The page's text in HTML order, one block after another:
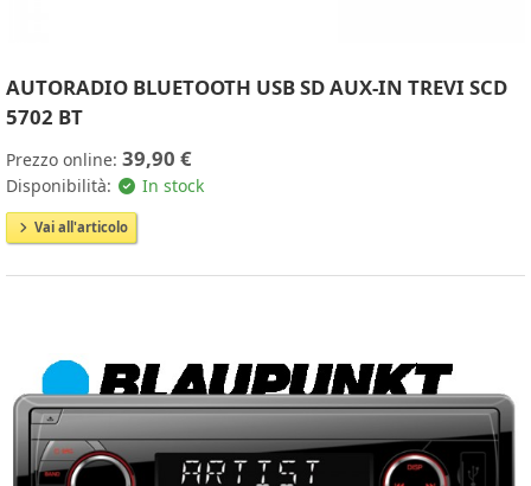
AUTORADIO BLUETOOTH USB SD AUX-IN TREVI SCD
5702 BT
Prezzo online: 39,90 €
Disponibilità: In stock
Vai all'articolo